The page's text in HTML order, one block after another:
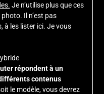
Je n’utilise plus que ces
Il n’est pas
à les lister ici. Je vous
répondent à un
contenus
le modèle, vous devrez